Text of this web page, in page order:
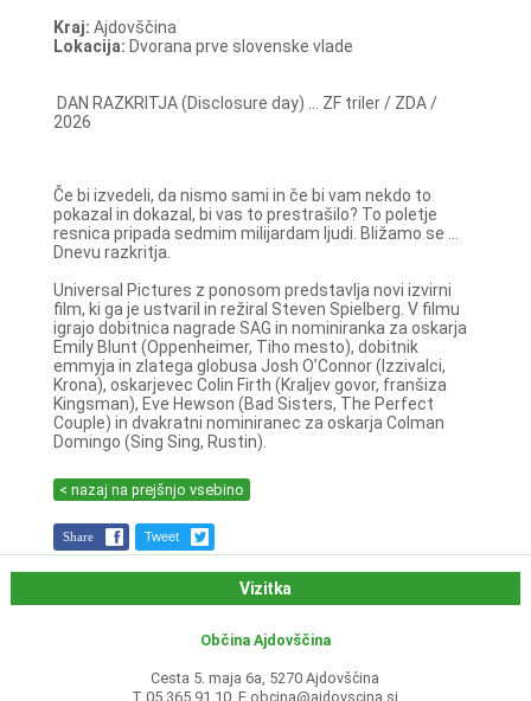
Kraj: Ajdovščina
Lokacija: Dvorana prve slovenske vlade
DAN RAZKRITJA (Disclosure day) ... ZF triler / ZDA /
2026
Če bi izvedeli, da nismo sami in če bi vam nekdo to
pokazal in dokazal, bi vas to prestrašilo? To poletje
resnica pripada sedmim milijardam ljudi. Bližamo se ...
Dnevu razkritja.
Universal Pictures z ponosom predstavlja novi izvirni
film, ki ga je ustvaril in režiral Steven Spielberg. V filmu
igrajo dobitnica nagrade SAG in nominiranka za oskarja
Emily Blunt (Oppenheimer, Tiho mesto), dobitnik
emmyja in zlatega globusa Josh O’Connor (Izzivalci,
Krona), oskarjevec Colin Firth (Kraljev govor, franšiza
Kingsman), Eve Hewson (Bad Sisters, The Perfect
Couple) in dvakratni nominiranec za oskarja Colman
Domingo (Sing Sing, Rustin).
< nazaj na prejšnjo vsebino
Share Tweet
Vizitka
Občina Ajdovščina
Cesta 5. maja 6a, 5270 Ajdovščina
T 05 365 91 10, E obcina@ajdovscina.si